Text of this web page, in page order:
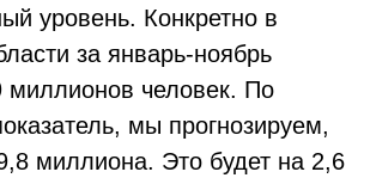
уровень. Конкретно в
за январь-ноябрь
миллионов человек. По
мы прогнозируем,
миллиона. Это будет на 2,6